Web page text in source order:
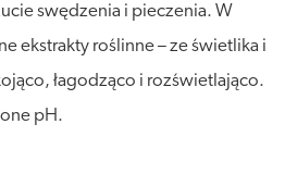
swędzenia i pieczenia. W
ekstrakty roślinne – ze świetlika i
łagodząco i rozświetlająco.
pH.